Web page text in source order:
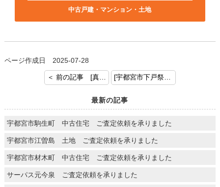
中古戸建・マンション・土地
ページ作成日 2025-07-28
＜ 前の記事 [真岡市熊倉町 新築戸建 ご契約おめでとうございます] [宇都宮市下戸祭 中古マンション 売却のご依頼を頂きました] 次の記事 ＞
最新の記事
宇都宮市駒生町 中古住宅 ご査定依頼を承りました
宇都宮市江曽島 土地 ご査定依頼を承りました
宇都宮市材木町 中古住宅 ご査定依頼を承りました
サーパス元今泉 ご査定依頼を承りました